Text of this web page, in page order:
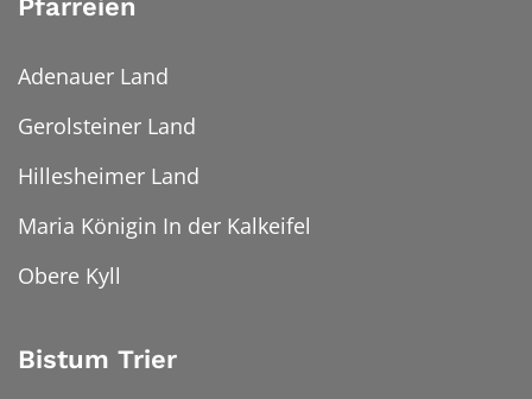
Pfarreien
Adenauer Land
Gerolsteiner Land
Hillesheimer Land
Maria Königin In der Kalkeifel
Obere Kyll
Bistum Trier